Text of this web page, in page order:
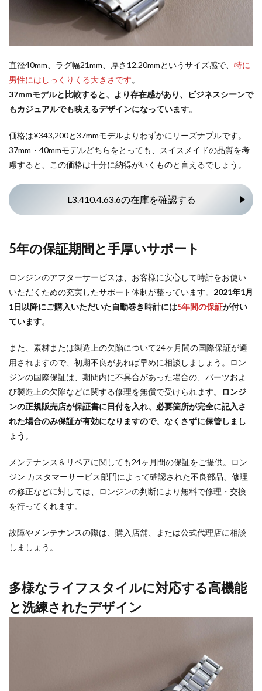
直径40mm、ラグ幅21mm、厚さ12.20mmというサイズ感で、 特に
男性にはしっくりくる大きさです。
37mmモデルと比較すると、より存在感があり、ビジネスシーンで
もカジュアルでも映えるデザインになっています。
価格は¥343,200と37mmモデルよりわずかにリーズナブルです。
37mm・40mmモデルどちらをとっても、スイスメイドの品質を考
慮すると、この価格は十分に納得がいくものと言えるでしょう。
L3.410.4.63.6の在庫を確認する
5年の保証期間と手厚いサポート
ロンジンのアフターサービスは、お客様に安心して時計をお使い
いただくための充実したサポート体制が整っています。 2021年1月
1日以降にご購入いただいた自動巻き時計には5年間の保証が付い
ています。
また、素材または製造上の欠陥について24ヶ月間の国際保証が適
用されますので、初期不良があれば早めに相談しましょう。ロン
ジンの国際保証は、期間内に不具合があった場合の、パーツおよ
び製造上の欠陥などに関する修理を無償で受けられます。
ロンジ
ンの正規販売店が保証書に日付を入れ、必要箇所が完全に記入さ
れた場合のみ保証が有効になりますので、なくさずに保管しまし
ょう 。
メンテナンス＆リペアに関しても24ヶ月間の保証をご提供。ロン
ジン カスタマーサービス部門によって確認された不良部品、修理
の修正などに対しては、ロンジンの判断により無料で修理・交換
を行ってくれます。
故障やメンテナンスの際は、購入店舗、または公式代理店に相談
しましょう。
多様なライフスタイルに対応する高機能
と洗練されたデザイン